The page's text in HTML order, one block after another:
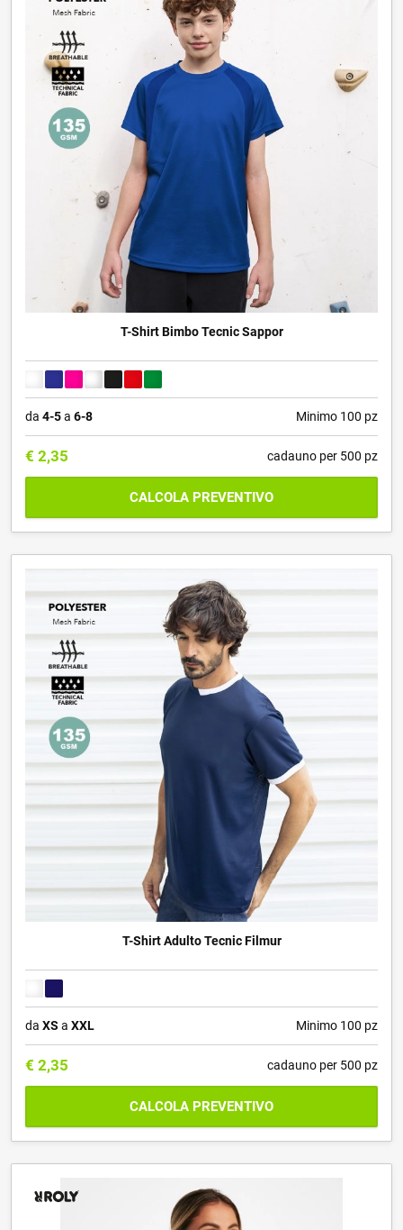
T-Shirt Bimbo Tecnic Sappor
da 4-5a 6-8 Minimo 100 pz
€ 2,35 cadauno per 500 pz
CALCOLA PREVENTIVO
T-Shirt Adulto Tecnic Filmur
da XS a XXL Minimo 100 pz
€ 2,35 cadauno per 500 pz
CALCOLA PREVENTIVO